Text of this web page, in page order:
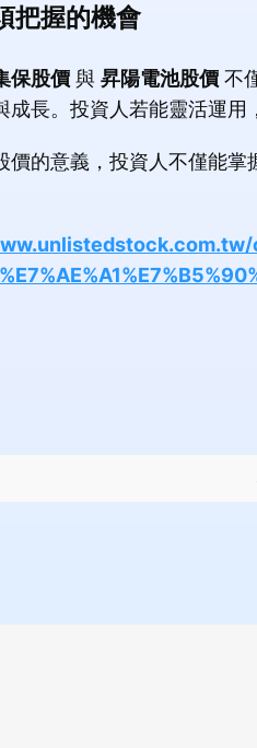
把握的機會
保股價與 昇陽電池股價不
長。投資人若能靈活運用
價的意義，投資人不僅能